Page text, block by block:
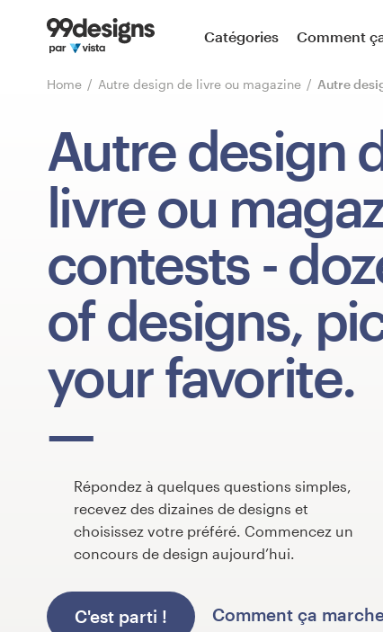
Catégories Comment
Home Autre design de livre ou magazine Autre
Autre design
livre ou
contests -
of designs,
your favorite.
Répondez à quelques questions simples,
recevez des dizaines de designs et
choisissez votre préféré. Commencez un
concours de design aujourd’hui.
C'est parti ! Comment ça
Accueil
Parcourir les catégories
Trouver un designer
Inspiration
99designs Pro
Services
design
99designs Studio